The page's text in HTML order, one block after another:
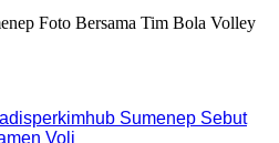
Sumenep Sebut
Voli